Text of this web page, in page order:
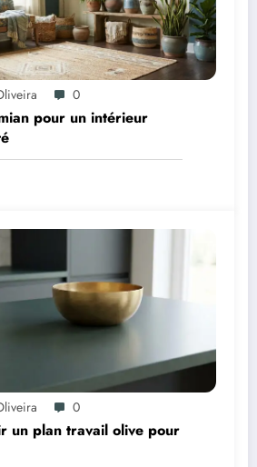
0
pour un intérieur
0
un plan travail olive pour